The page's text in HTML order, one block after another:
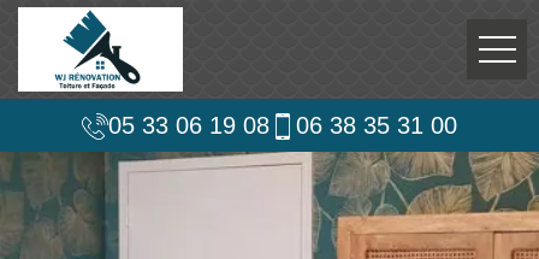
05 33 06 19 08 06 38 35 31 00